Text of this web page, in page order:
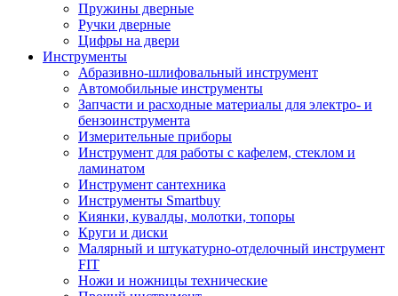
Пружины дверные
Ручки дверные
Цифры на двери
Инструменты
Абразивно-шлифовальный инструмент
Автомобильные инструменты
Запчасти и расходные материалы для электро- и
бензоинструмента
Измерительные приборы
Инструмент для работы с кафелем, стеклом и
ламинатом
Инструмент сантехника
Инструменты Smartbuy
Киянки, кувалды, молотки, топоры
Круги и диски
Малярный и штукатурно-отделочный инструмент
FIT
Ножи и ножницы технические